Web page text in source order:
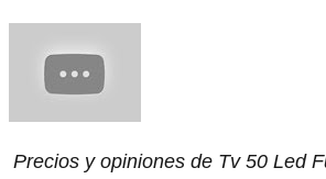
Precios y opiniones de Tv 50 Led